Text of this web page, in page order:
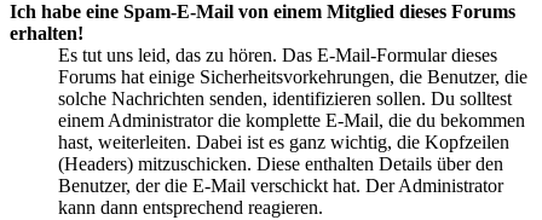
Ich habe eine Spam-E-Mail von einem Mitglied dieses Forums
erhalten!
Es tut uns leid, das zu hören. Das E-Mail-Formular dieses
Forums hat einige Sicherheitsvorkehrungen, die Benutzer, die
solche Nachrichten senden, identifizieren sollen. Du solltest
einem Administrator die komplette E-Mail, die du bekommen
hast, weiterleiten. Dabei ist es ganz wichtig, die Kopfzeilen
(Headers) mitzuschicken. Diese enthalten Details über den
Benutzer, der die E-Mail verschickt hat. Der Administrator
kann dann entsprechend reagieren.